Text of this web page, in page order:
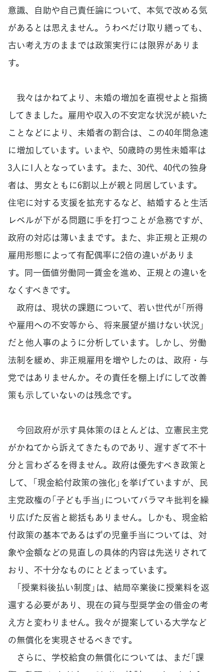
意識、自助や自己責任論について、本気で改める気
があるとは思えません。うわべだけ取り繕っても、
古い考え方のままでは政策実行には限界がありま
す。
我々はかねてより、未婚の増加を直視せよと指摘
してきました。雇用や収入の不安定な状況が続いた
ことなどにより、未婚者の割合は、この40年間急速
に増加しています。いまや、50歳時の男性未婚率は
3人に1人となっています。また、30代、40代の独身
者は、男女ともに6割以上が親と同居しています。
住宅に対する支援を拡充するなど、結婚すると生活
レベルが下がる問題に手を打つことが急務ですが、
政府の対応は薄いままです。また、非正規と正規の
雇用形態によって有配偶率に2倍の違いがありま
す。同一価値労働同一賃金を進め、正規との違いを
なくすべきです。
政府は、現状の課題について、若い世代が「所得
や雇用への不安等から、将来展望が描けない状況」
だと他人事のように分析しています。しかし、労働
法制を緩め、非正規雇用を増やしたのは、政府・与
党ではありませんか。その責任を棚上げにして改善
策も示していないのは残念です。
今回政府が示す具体策のほとんどは、立憲民主党
がかねてから訴えてきたものであり、遅すぎて不十
分と言わざるを得ません。政府は優先すべき政策と
して、「現金給付政策の強化」を挙げていますが、民
主党政権の「子ども手当」についてバラマキ批判を繰
り広げた反省と総括もありません。しかも、現金給
付政策の基本であるはずの児童手当については、対
象や金額などの見直しの具体的内容は先送りされて
おり、不十分なものにとどまっています。
「授業料後払い制度」は、結局卒業後に授業料を返
還する必要があり、現在の貸与型奨学金の借金の考
え方と変わりません。我々が提案している大学など
の無償化を実現させるべきです。
さらに、学校給食の無償化については、まだ「課